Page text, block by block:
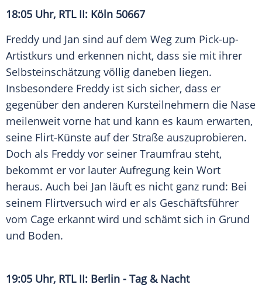
18:05 Uhr, RTL II: Köln 50667
Freddy und Jan sind auf dem Weg zum Pick-up-
Artistkurs und erkennen nicht, dass sie mit ihrer
Selbsteinschätzung völlig daneben liegen.
Insbesondere Freddy ist sich sicher, dass er
gegenüber den anderen Kursteilnehmern die Nase
meilenweit vorne hat und kann es kaum erwarten,
seine Flirt-Künste auf der Straße auszuprobieren.
Doch als Freddy vor seiner Traumfrau steht,
bekommt er vor lauter Aufregung kein Wort
heraus. Auch bei Jan läuft es nicht ganz rund: Bei
seinem Flirtversuch wird er als Geschäftsführer
vom Cage erkannt wird und schämt sich in Grund
und Boden.
19:05 Uhr, RTL II: Berlin - Tag & Nacht